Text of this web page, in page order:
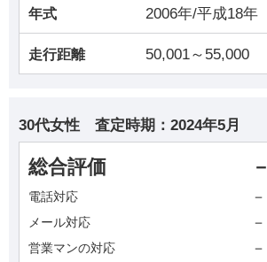
年式 2006年/平成18年
走行距離 50,001～55,000
30代女性 査定時期： 2024年5月
総合評価 －
電話対応 －
メール対応 －
営業マンの対応 －